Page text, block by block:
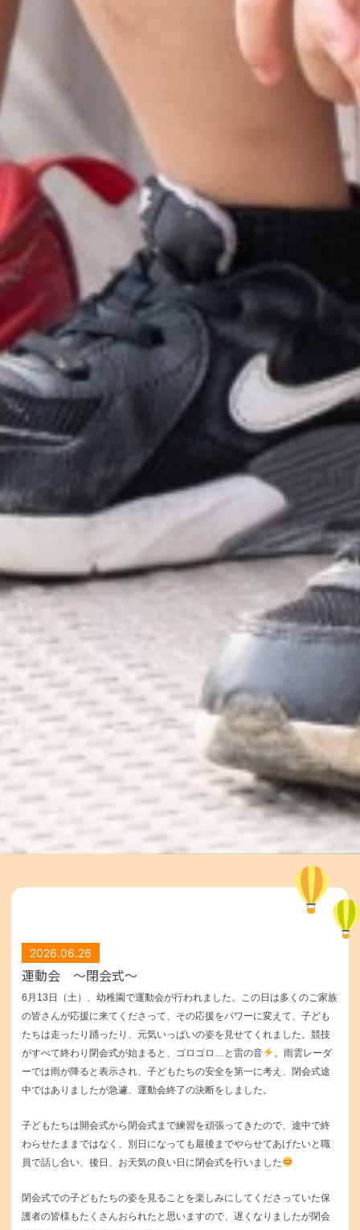
2026.06.26
運動会 ～閉会式～
6月13 日（土）、幼稚園で運動会が行われました。この日は多くのご家族
の皆さんが応援に来てくださって、その応援をパワーに変えて、子ども
たちは走ったり踊ったり、元気いっぱいの姿を見せてくれました。競技
がすべて終わり閉会式が始まると、ゴロゴロ…と雷の音
。雨雲レーダ
ーでは雨が降ると表示され、子どもたちの安全を第一に考え、閉会式途
中ではありましたが急遽、運動会終了の決断をしました。
子どもたちは開会式から閉会式まで練習を頑張ってきたので、途中で終
わらせたままではなく、別日になっても最後までやらせてあげたいと職
員で話し合い、後日、お天気の良い日に閉会式を行いました
閉会式での子どもたちの姿を見ることを楽しみにしてくださっていた保
護者の皆様もたくさんおられたと思いますので、遅くなりましたが閉会